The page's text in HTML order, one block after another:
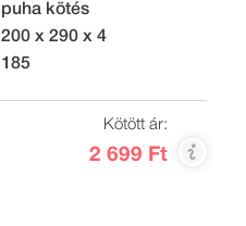
puha kötés
200 x 290 x 4
185
Kötött ár:
2 699 Ft